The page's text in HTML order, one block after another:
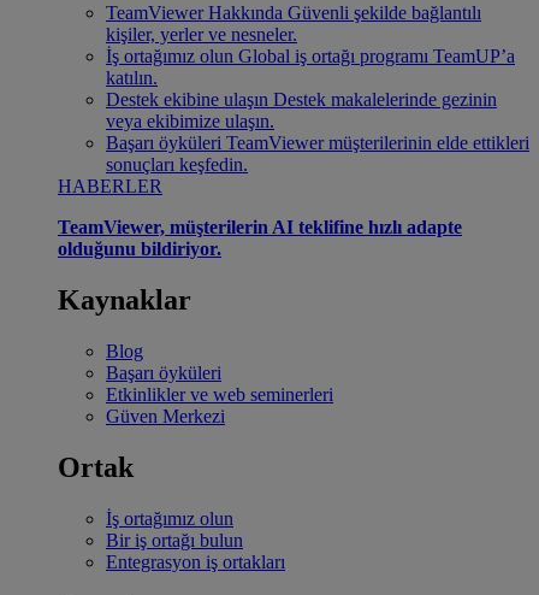
TeamViewer Hakkında Güvenli şekilde bağlantılı
kişiler, yerler ve nesneler.
İş ortağımız olun Global iş ortağı programı TeamUP’a
katılın.
Destek ekibine ulaşın Destek makalelerinde gezinin
veya ekibimize ulaşın.
Başarı öyküleri TeamViewer müşterilerinin elde ettikleri
sonuçları keşfedin.
HABERLER
TeamViewer, müşterilerin AI teklifine hızlı adapte
olduğunu bildiriyor.
Kaynaklar
Blog
Başarı öyküleri
Etkinlikler ve web seminerleri
Güven Merkezi
Ortak
İş ortağımız olun
Bir iş ortağı bulun
Entegrasyon iş ortakları